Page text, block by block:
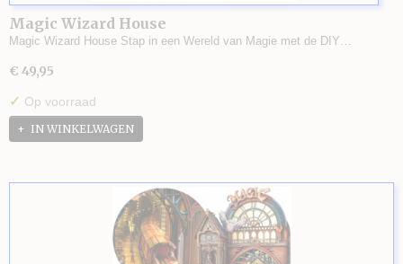
Magic Wizard House
Magic Wizard House Stap in een Wereld van Magie met de DIY…
€ 49,95
✓ Op voorraad
IN WINKELWAGEN